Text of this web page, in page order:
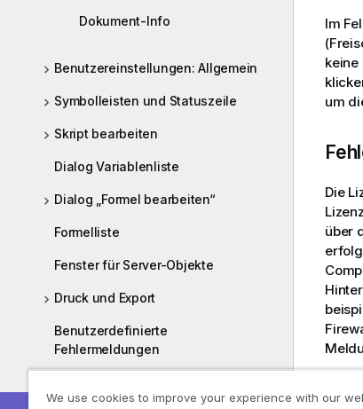
Dokument-Info
Benutzereinstellungen: Allgemein
Symbolleisten und Statuszeile
Skript bearbeiten
Dialog Variablenliste
Dialog „Formel bearbeiten“
Formelliste
Fenster für Server-Objekte
Druck und Export
Benutzerdefinierte
Fehlermeldungen
Im
keine
um
Die
über
We use cookies to improve your experience with our